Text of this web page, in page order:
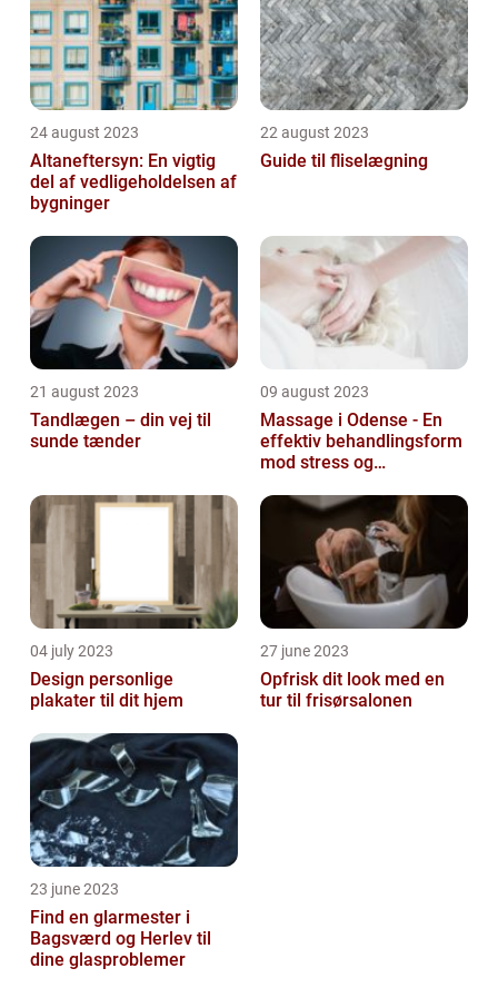
24 august 2023
Altaneftersyn: En vigtig
del af vedligeholdelsen af
bygninger
22 august 2023
Guide til fliselægning
21 august 2023
Tandlægen – din vej til
sunde tænder
09 august 2023
Massage i Odense - En
effektiv behandlingsform
mod stress og
04 july 2023
Design personlige
plakater til dit hjem
27 june 2023
Opfrisk dit look med en
tur til frisørsalonen
23 june 2023
Find en glarmester i
Bagsværd og Herlev til
dine glasproblemer